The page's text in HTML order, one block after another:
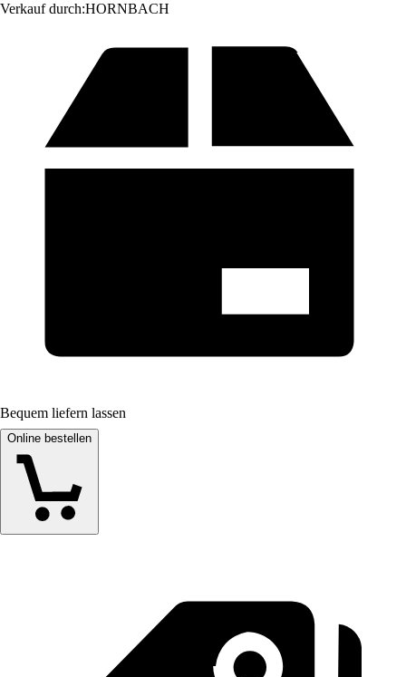
Verkauf durch:HORNBACH
Bequem liefern lassen
Online bestellen